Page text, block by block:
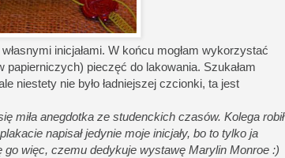
inicjałami. W końcu mogłam wykorzystać
pieczęć do lakowania. Szukałam
niestety nie było ładniejszej czcionki, ta jest
miła anegdotka ze studenckich czasów. Kolega robił
napisał jedynie moje inicjały, bo to tylko ja
więc, czemu dedykuje wystawę Marylin Monroe :)